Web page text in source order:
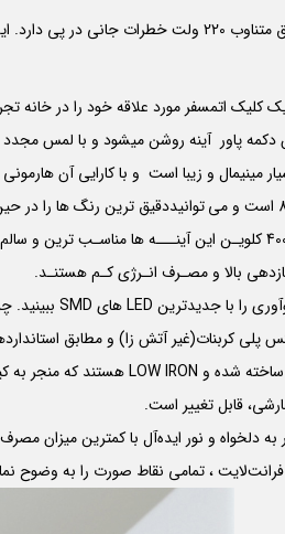
دکمه پاور آینه روشن میشود و با لمس
مینیمال و زیبا است و با کارایی آن هارمونی
بالا و مصـرف انـرژی کـم هستنـد.
LEDهای SMD ببینید.
پلی کربنات(غیر آتش زا) و مطابق
ساخته شده و LOW IRONهستند که منجر به
قابل تغییر است.
دلخواه و نور ایده‌آل با کمترین میزان
فرانت‌لایت ، تمامی نقاط صورت را به